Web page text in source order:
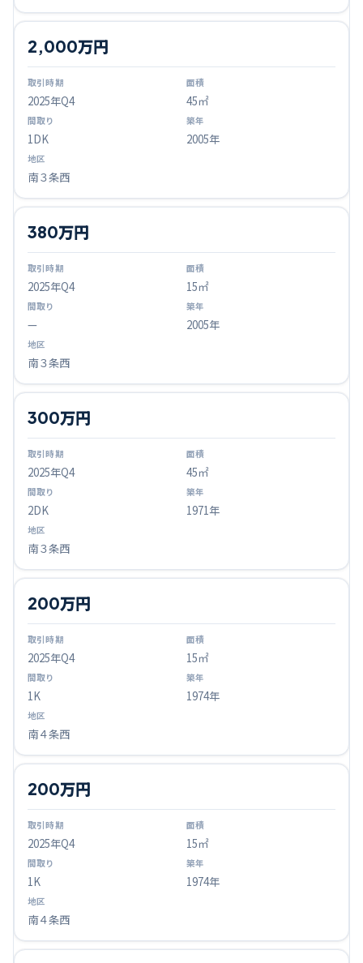
2025年Q4
2,000万円
45㎡
1DK 2005年
南３条西
2025年Q4
380万円
15㎡
— 2005年
南３条西
2025年Q4
300万円
45㎡
2DK 1971年
南３条西
2025年Q4
200万円
15㎡
1K 1974年
南４条西
2025年Q4
200万円
15㎡
1K 1974年
南４条西